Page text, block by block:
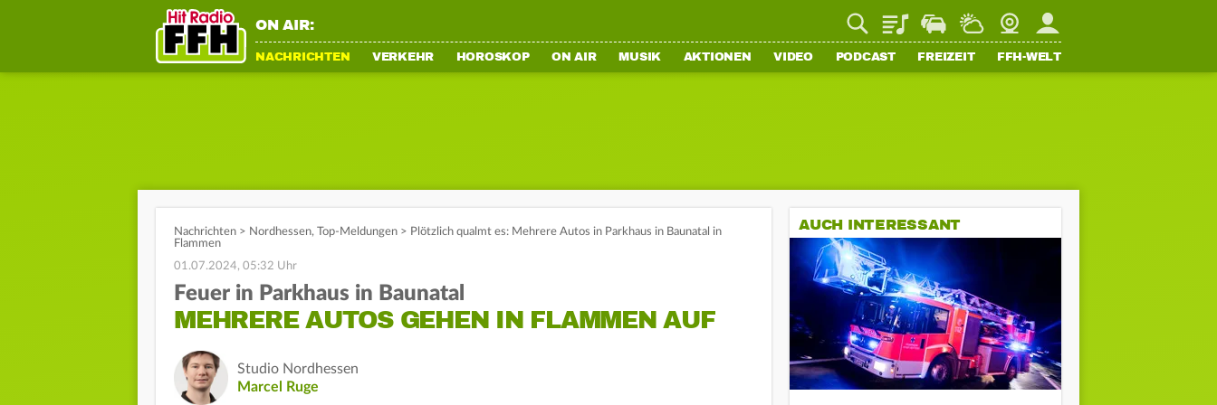
ON AIR: PlaylistStaupilotWetterWebcamMein FFH
NACHRICHTEN VERKEHR HOROSKOP ON AIR MUSIK AKTIONEN VIDEO PODCAST FREIZEIT FFH-WELT
Nachrichten > Nordhessen, Top-Meldungen > Plötzlich qualmt es: Mehrere Autos in Parkhaus in Baunatal in
Flammen
01.07.2024, 05:32 Uhr
Feuer in Parkhaus in Baunatal
MEHRERE AUTOS GEHEN IN FLAMMEN AUF
Studio Nordhessen
Marcel Ruge
AUCH INTERESSANT